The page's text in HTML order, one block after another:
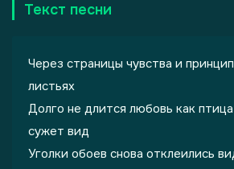
Текст песни
Через страницы чувства и
листьях
Долго не длится любовь как
сужет вид
Уголки обоев снова отклеились